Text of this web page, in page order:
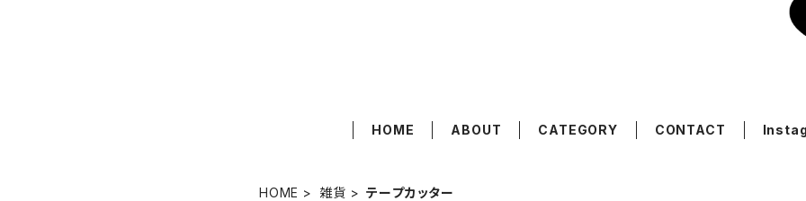
HOME ABOUT CATEGORY CONTACT
HOME 雑貨 テープカッター